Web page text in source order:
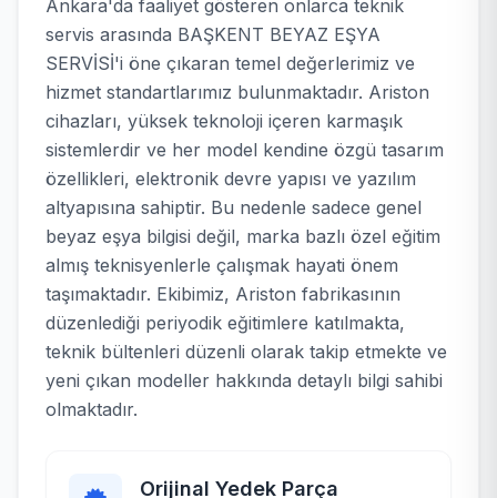
Ankara'da faaliyet gösteren onlarca teknik
servis arasında BAŞKENT BEYAZ EŞYA
SERVİSİ'i öne çıkaran temel değerlerimiz ve
hizmet standartlarımız bulunmaktadır. Ariston
cihazları, yüksek teknoloji içeren karmaşık
sistemlerdir ve her model kendine özgü tasarım
özellikleri, elektronik devre yapısı ve yazılım
altyapısına sahiptir. Bu nedenle sadece genel
beyaz eşya bilgisi değil, marka bazlı özel eğitim
almış teknisyenlerle çalışmak hayati önem
taşımaktadır. Ekibimiz, Ariston fabrikasının
düzenlediği periyodik eğitimlere katılmakta,
teknik bültenleri düzenli olarak takip etmekte ve
yeni çıkan modeller hakkında detaylı bilgi sahibi
olmaktadır.
Orijinal Yedek Parça